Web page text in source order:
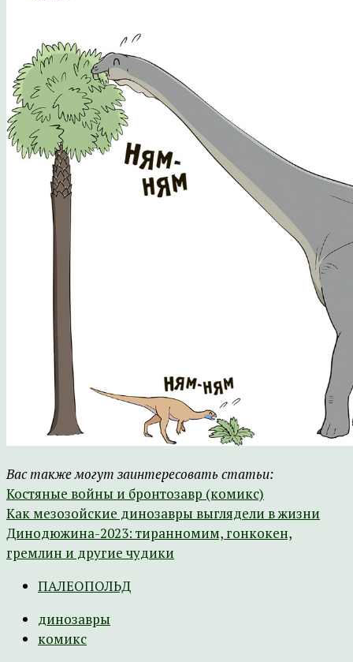
Вас также могут заинтересовать статьи:
Костяные войны и бронтозавр (комикс)
Как мезозойские динозавры выглядели в жизни
Динодюжина-2023: тиранномим, гонкокен,
гремлин и другие чудики
ПАЛЕОПОЛЬД
динозавры
комикс